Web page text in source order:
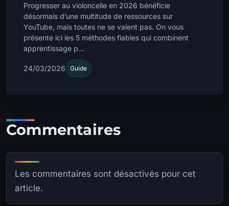
Progresser au violoncelle en 2026 bénéficie
désormais d’une multitude de ressources sur
YouTube, mais toutes ne se valent pas. On vous
présente ici les 5 méthodes fiables qui combinent
apprentissage p...
24/03/2026 Guide
Commentaires
Les commentaires sont désactivés pour cet
article.